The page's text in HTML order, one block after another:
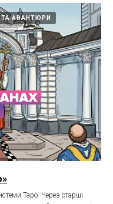
ТА АВАНТЮРИ
Таро. Через старші